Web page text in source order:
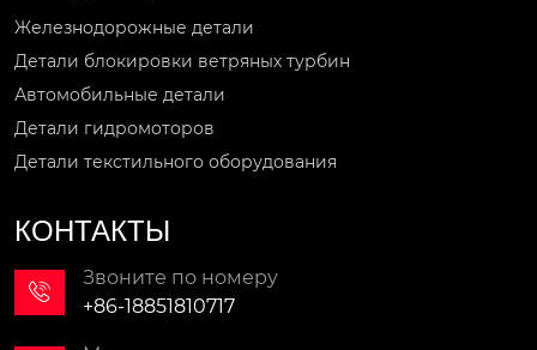
Железнодорожные детали
Детали блокировки ветряных турбин
Автомобильные детали
Детали гидромоторов
Детали текстильного оборудования
КОНТАКТЫ

Звоните по номеру
+86-18851810717